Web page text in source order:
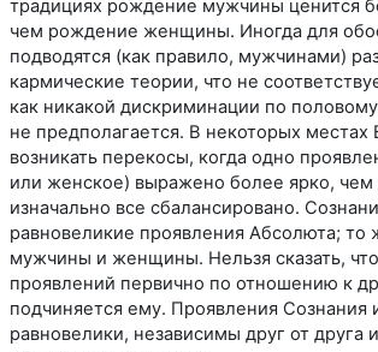
традициях рождение мужчины ценится
чем рождение женщины. Иногда для
подводятся (как правило, мужчинами)
кармические теории, что не
как никакой дискриминации по
не предполагается. В некоторых местах
возникать перекосы, когда одно
или женское) выражено более ярко, чем
изначально все сбалансировано.
равновеликие проявления Абсолюта; то
мужчины и женщины. Нельзя сказать,
проявлений первично по отношению к
подчиняется ему. Проявления Сознания
равновелики, независимы друг от друга